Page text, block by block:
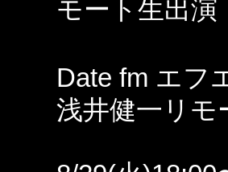
モート生出演
Date fm エフ
浅井健一リモ